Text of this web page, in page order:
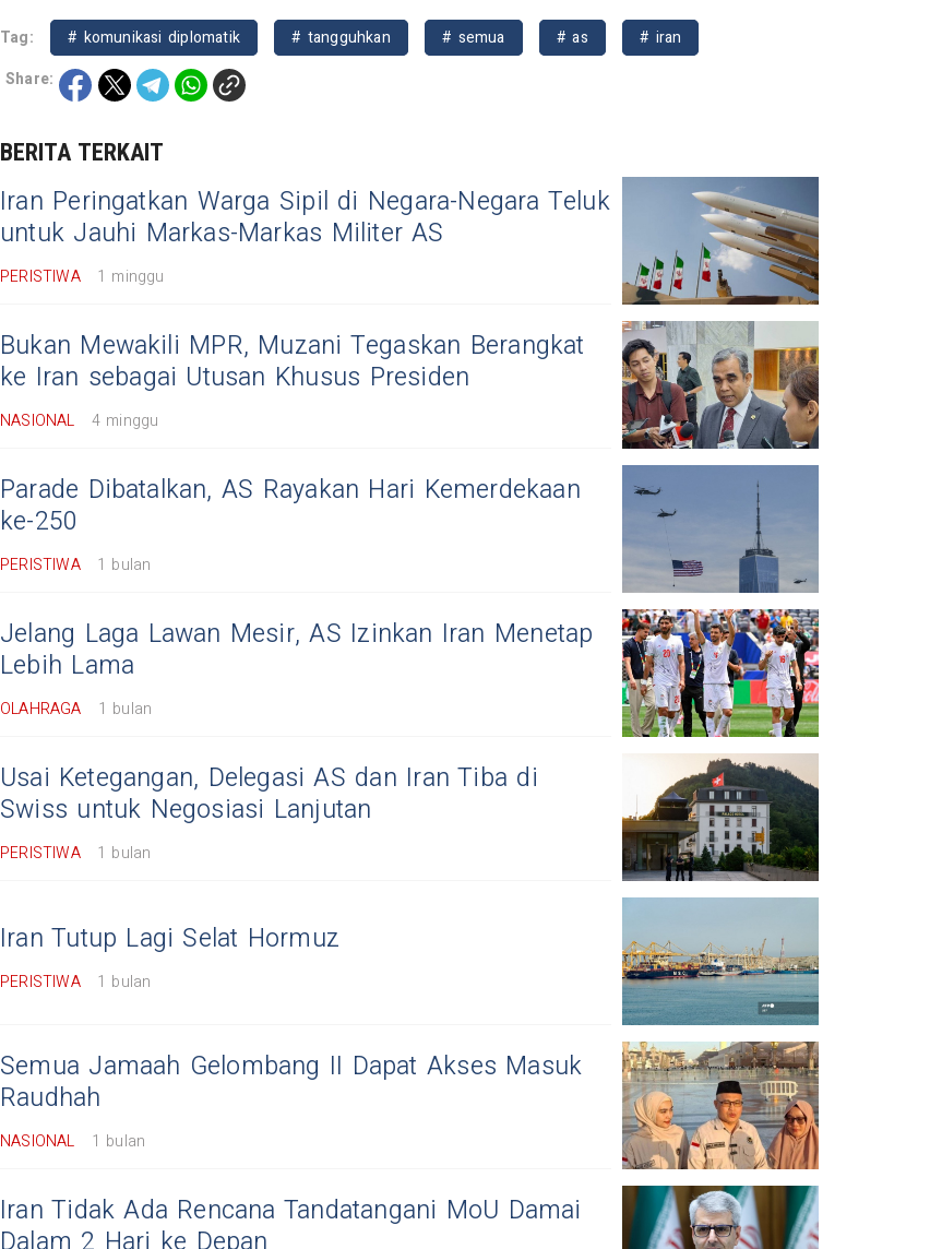
Tag: # komunikasi diplomatik # tangguhkan # semua # as
# iran
Share:
BERITA TERKAIT
Iran Peringatkan Warga Sipil di Negara-Negara Teluk
untuk Jauhi Markas-Markas Militer AS
PERISTIWA 1 minggu
Bukan Mewakili MPR, Muzani Tegaskan Berangkat
ke Iran sebagai Utusan Khusus Presiden
NASIONAL 4 minggu
Parade Dibatalkan, AS Rayakan Hari Kemerdekaan
ke-250
PERISTIWA 1 bulan
Jelang Laga Lawan Mesir, AS Izinkan Iran Menetap
Lebih Lama
OLAHRAGA 1 bulan
Usai Ketegangan, Delegasi AS dan Iran Tiba di
Swiss untuk Negosiasi Lanjutan
PERISTIWA 1 bulan
Iran Tutup Lagi Selat Hormuz
PERISTIWA 1 bulan
Semua Jamaah Gelombang II Dapat Akses Masuk
Raudhah
NASIONAL 1 bulan
Iran Tidak Ada Rencana Tandatangani MoU Damai